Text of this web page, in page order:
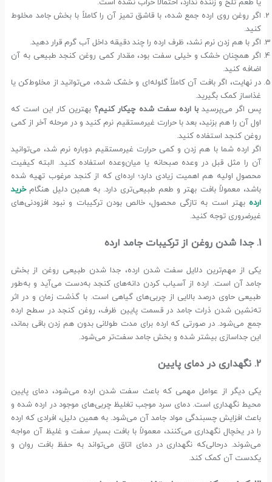
یا طعم تلخ و زننده ندارد، احتمالاً خراب نشده است.
اگر روغن روی ارده جمع شده، با قاشق تمیز آن را کاملاً با بخش جامد مخلوط
کنید.
اگر با هم زدن نرم نشد، ظرف ارده را چند دقیقه داخل آب گرم قرار دهید.
اگر همچنان خشک و خیلی سفت بود، مقدار کمی روغن کنجد طبیعی به آن
اضافه کنید.
در نهایت، اگر بافت آن کاملاً گلوله‌ای و خشک شده، می‌توانید از مخلوط‌کن یا
غذاساز کمک بگیرید.
پس اگر می‌پرسیدبا ارده سفت شده چیکار کنیم؟ بهترین کار این است که
اول آن را هم بزنید، بعد با حرارت غیرمستقیم نرم کنید و در مرحله آخر از کمی
روغن کنجد استفاده کنید.
اگر ارده شما با هم زدن و کمی حرارت غیرمستقیم دوباره نرم شد، می‌توانید
آن را مثل قبل در وعده صبحانه یا میان‌وعده استفاده کنید. البته کیفیت
محصول اولیه هم اهمیت زیادی دارد؛ ارده‌ای که از کنجد مرغوب تهیه شده
باشد، معمولاً بافت بهتر و طعم طبیعی‌تری دارد. به همین دلیل هنگامخرید
ارده بهتر است به تازگی محصول، خالص بودن ترکیبات و نبود افزودنی‌های
غیرضروری توجه کنید.
1. جدا شدن روغن از ترکیبات جامد ارده
یکی از مهم‌ترین دلایل سفت شدن ارده، جدا شدن طبیعی روغن از بخش
جامد آن است. ارده از آسیاب کردن دانه‌های کنجد به‌دست می‌آید و به‌طور
طبیعی حاوی درصد بالایی از چربی‌های گیاهی است. با گذشت زمان و در اثر
ته‌نشین شدن ذرات جامد در قسمت پایین ظرف، روغن کنجد در سطح ارده
جمع می‌شود. در صورتی که ارده برای مدت طولانی بدون هم زدن باقی بماند،
این جداسازی بیشتر شده و بخش جامد سفت‌تر می‌شود.
2. نگهداری در دمای پایین
یکی دیگر از عوامل مهمی که باعث سفت شدن ارده می‌شود، دمای پایین
محیط نگهداری است. دمای سرد موجب تغلیظ چربی‌های موجود در ارده شده و
باعث افزایش چسبندگی مواد جامد آن می‌شود. به همین دلیل، افرادی که ارده
را در یخچال نگهداری می‌کنند، معمولاً با بافت بسیار سفت و غلیظ آن مواجه
می‌شوند. درحالی‌که نگهداری در دمای اتاق می‌تواند به حفظ بافت روان و
یکدست آن کمک کند.